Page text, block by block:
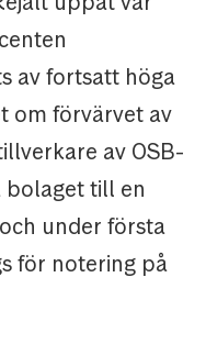
av fortsatt höga
om förvärvet av
av OSB-
bolaget till en
under första
för notering på